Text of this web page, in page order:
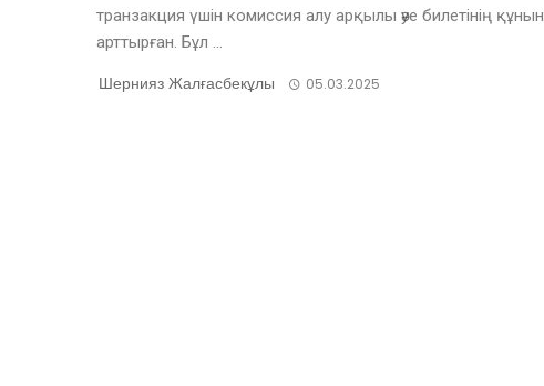
транзакция үшін комиссия алу арқылы әуе билетінің құнын
арттырған. Бұл ...
Шернияз Жалғасбекұлы 05.03.2025